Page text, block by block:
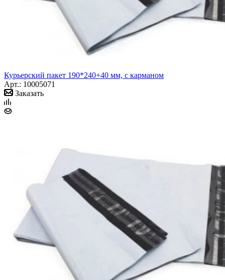
Курьерский пакет 190*240+40 мм, с карманом
Арт.: 10005071
Заказать